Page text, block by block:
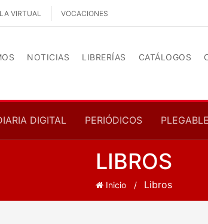
VIRTUAL VOCACIONES
NOTICIAS LIBRERÍAS CATÁLOGOS
DIGITAL PERIÓDICOS
LIBROS
Inicio Libros